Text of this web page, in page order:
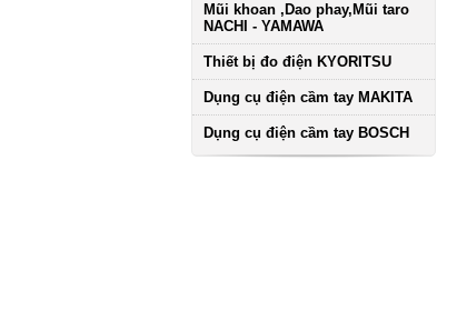
Mũi khoan ,Dao phay,Mũi taro
NACHI - YAMAWA
Thiết bị đo điện KYORITSU
Dụng cụ điện cầm tay MAKITA
Dụng cụ điện cầm tay BOSCH